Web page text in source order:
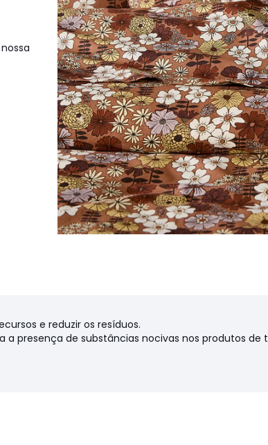
x
e reduzir os resíduos.
a presença de substâncias nocivas nos produtos